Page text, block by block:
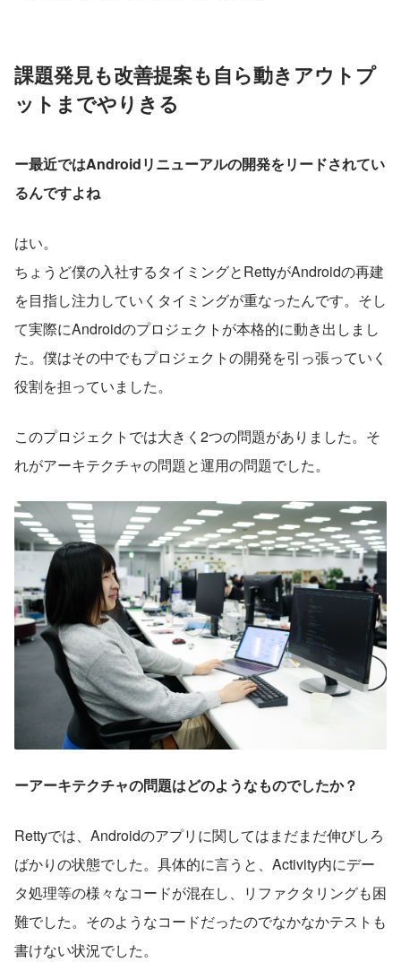
課題発見も改善提案も自ら動きアウトプ
ットまでやりきる
ー最近ではAndroidリニューアルの開発をリードされてい
るんですよね
はい。
ちょうど僕の入社するタイミングとRettyがAndroidの再建
を目指し注力していくタイミングが重なったんです。そし
て実際にAndroidのプロジェクトが本格的に動き出しまし
た。僕はその中でもプロジェクトの開発を引っ張っていく
役割を担っていました。
このプロジェクトでは大きく2つの問題がありました。そ
れがアーキテクチャの問題と運用の問題でした。
ーアーキテクチャの問題はどのようなものでしたか？
Rettyでは、Androidのアプリに関してはまだまだ伸びしろ
ばかりの状態でした。具体的に言うと、Activity内にデー
タ処理等の様々なコードが混在し、リファクタリングも困
難でした。そのようなコードだったのでなかなかテストも
書けない状況でした。